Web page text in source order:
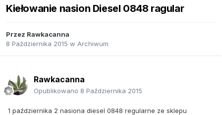
Kiełowanie nasion Diesel 0848 ragular
Przez Rawkacanna
8 Października 2015 w Archiwum
Rawkacanna
Opublikowano 8 Października 2015
1 października 2 nasiona diesel 0848 regularne ze sklepu